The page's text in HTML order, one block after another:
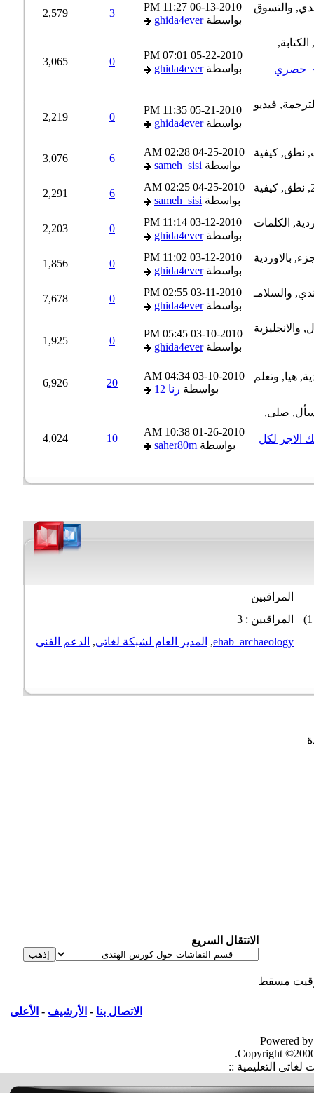
06-13-2010
11:27 PM
بواسطةghida4ever
2,579
05-22-2010
07:01 PM
بواسطةghida4ever
3,065
05-21-2010
11:35 PM
بواسطةghida4ever
2,219
04-25-2010
02:28 AM
بواسطةsameh_sisi
3,076
04-25-2010
02:25 AM
بواسطةsameh_sisi
2,291
03-12-2010
11:14 PM
بواسطةghida4ever
2,203
03-12-2010
11:02 PM
بواسطةghida4ever
1,856
03-11-2010
02:55 PM
بواسطةghida4ever
7,678
03-10-2010
05:45 PM
بواسطةghida4ever
1,925
03-10-2010
04:34 AM
بواسطةرنا 12
20
6,926
لكل
01-26-2010
10:38 AM
بواسطةsaher80m
10
4,024
المراقبين
المراقبين : 3
ehab_archaeology
,المدير العام لشبكة لغاتى ,الدعم الفنى
الانتقال السريع
مسقط
الاتصال بنا-الأرشيف-الأعلى
Powered
Copyright
التعليمية ::